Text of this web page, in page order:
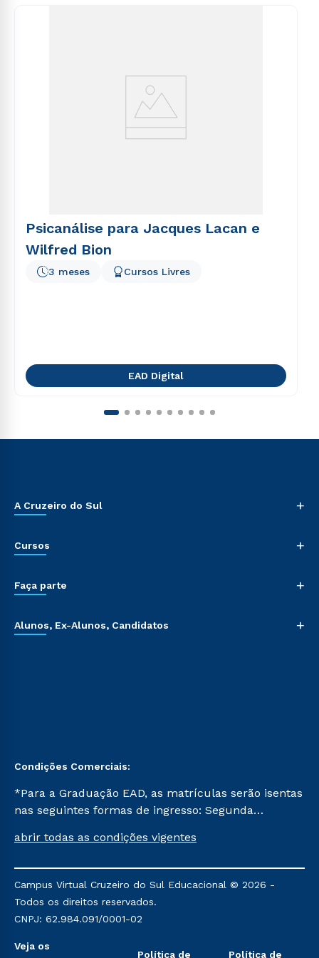
Psicanálise para Jacques Lacan e
Wilfred Bion
3 meses Cursos Livres
EAD Digital
A Cruzeiro do Sul +
Cursos +
Faça parte +
Alunos, Ex-Alunos, Candidatos +
Condições Comerciais:
*Para a Graduação EAD, as matrículas serão isentas
nas seguintes formas de ingresso: Segunda
Já para as demais, a taxa de matrícula será de R$
mencionadas são referentes aos cursos: Ensino
Religioso, Geografia para a Docência e Metodologia
do Ensino de História: Questões Atuais.
abrir todas as condições vigentes
Campus Virtual Cruzeiro do Sul Educacional © 2026 -
Todos os direitos reservados.
CNPJ: 62.984.091/0001-02
Veja os
Política de Política de